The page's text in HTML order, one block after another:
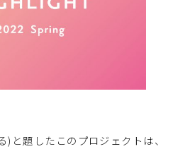
)と題したこのプロジェクトは、